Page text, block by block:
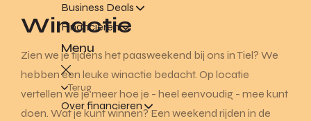
Business Deals
Financieren
Menu
Terug
Over financieren
Winactie
Zien we je tijdens het paasweekend bij ons in Tiel? We
hebben een leuke winactie bedacht. Op locatie
vertellen we je meer hoe je - heel eenvoudig - mee kunt
doen. Wat je kunt winnen? Een weekend rijden in de